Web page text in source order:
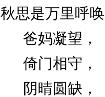
秋思是万里呼
爸妈凝望，
倚门相守，
阴晴圆缺，